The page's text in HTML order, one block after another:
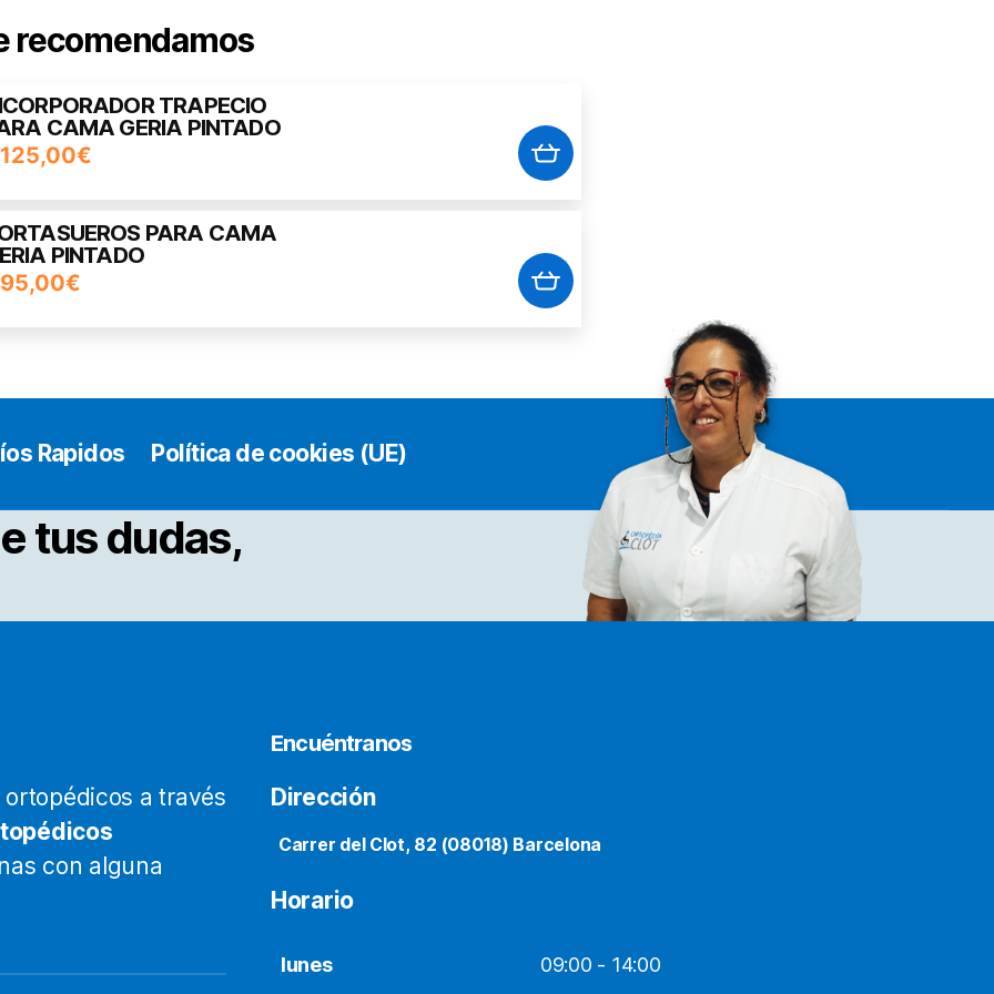
recomendamos
TRAPECIO
CAMA GERIA PINTADO
125,00€
PARA CAMA
PINTADO
95,00€
Rapidos Política de cookies (UE)
tus dudas,
ortopédicos a través
con alguna
Encuéntranos
Dirección
Carrer del Clot, 82 (08018) Barcelona
Horario
lunes 09:00 - 14:00